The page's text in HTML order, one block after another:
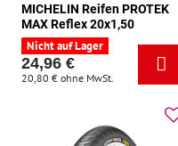
MICHELIN Reifen PROTEK
MAX Reflex 20x1,50
Nicht auf Lager
24,96 €
20,80 € ohne MwSt.